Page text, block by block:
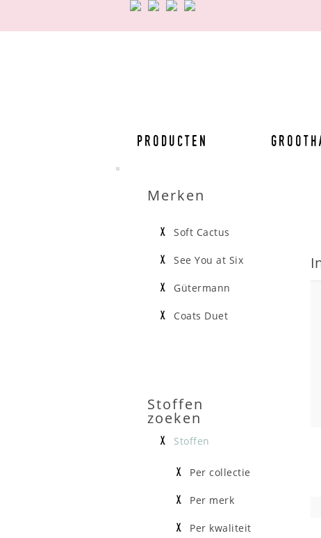
Producten
Merken
Soft Cactus
See You at Six
Gütermann
Coats Duet
Stoffen
zoeken
Stoffen
Per collectie
Per merk
Per kwaliteit